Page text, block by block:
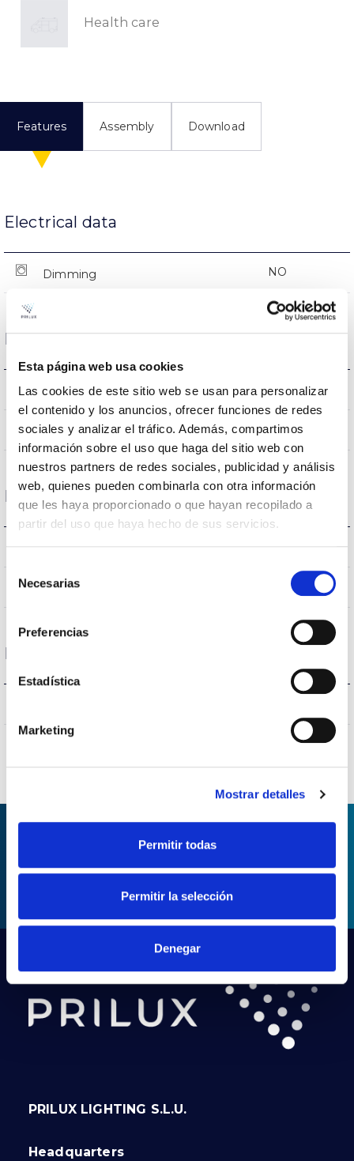
Esta página web usa cookies
Las cookies de este sitio web se usan para personalizar
el contenido y los anuncios, ofrecer funciones de redes
sociales y analizar el tráfico. Además, compartimos
información sobre el uso que haga del sitio web con
nuestros partners de redes sociales, publicidad y análisis
web, quienes pueden combinarla con otra información
que les haya proporcionado o que hayan recopilado a
partir del uso que haya hecho de sus servicios.
Necesarias
Preferencias
Estadística
Marketing
Mostrar detalles
Permitir todas
Permitir la selección
Denegar
Health care
Features Assembly Download
Electrical data
Dimming NO
Dimensions and Mounting
Measures 0x0x0mm
Linkable NO
Housing and Finish
Body
Protections
ASK FOR INFORMATION
PRILUX LIGHTING S.L.U.
Headquarters